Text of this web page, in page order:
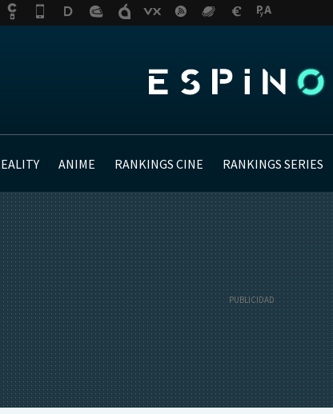
ANIME RANKINGS CINE RANKINGS SERIES